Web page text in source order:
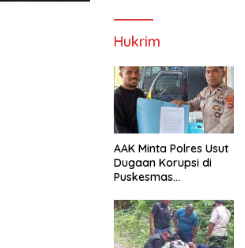
Hukrim
AAK Minta Polres Usut
Dugaan Korupsi di
Puskesmas